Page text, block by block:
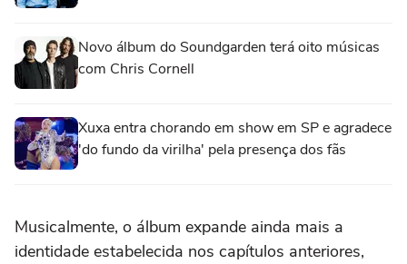
Novo álbum do Soundgarden terá oito músicas
com Chris Cornell
Xuxa entra chorando em show em SP e agradece
'do fundo da virilha' pela presença dos fãs
Musicalmente, o álbum expande ainda mais a
identidade estabelecida nos capítulos anteriores,